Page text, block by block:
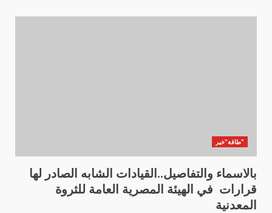
"طاقة"خير
بالاسماء والتفاصيل..القيادات الشابه الصادر لها
قرارات في الهيئة المصرية العامة للثروة
المعدنية